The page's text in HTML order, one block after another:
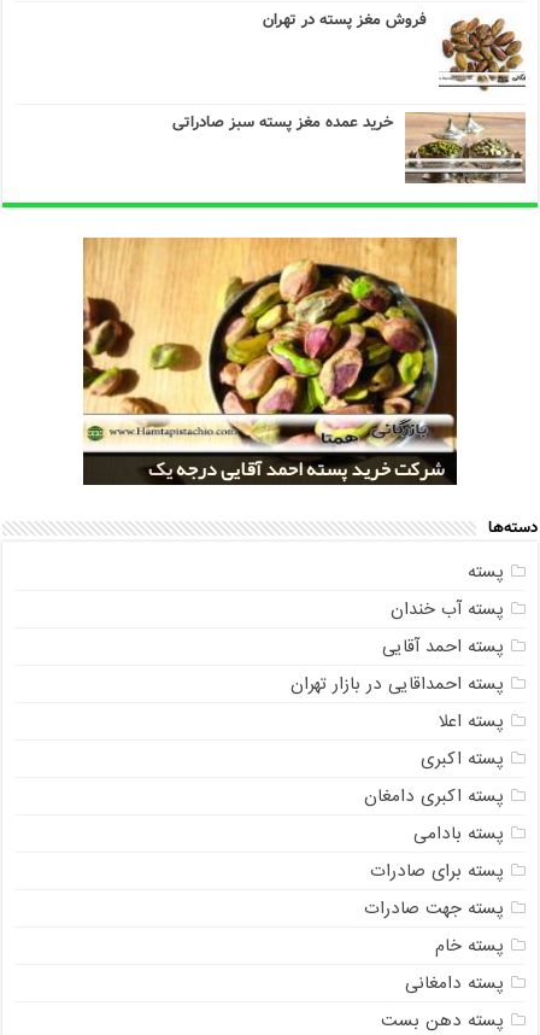
فروش مغز پسته در تهران
خرید عمده مغز پسته سبز صادراتی
خرید کلی پسته شور اکبری صادراتی
شرکت خرید پسته احمد آقایی درجه یک
قیمت تولید پسته صادراتی رفسنجان
مراکز خريد پسته رفسنجان صادراتی
شرکت خرید پسته اکبری بسته بندی شده
دسته‌ها
پسته
پسته آب خندان
پسته احمد آقایی
پسته احمداقایی در بازار تهران
پسته اعلا
پسته اکبری
پسته اکبری دامغان
پسته بادامی
پسته برای صادرات
پسته جهت صادرات
پسته خام
پسته دامغانی
پسته دهن بست